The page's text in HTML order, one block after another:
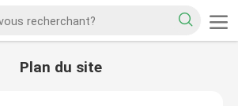
Plan du site